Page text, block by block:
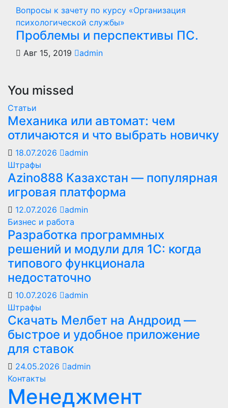
Вопросы к зачету по курсу «Организация
психологической службы»
Проблемы и перспективы ПС.
Авг 15, 2019 admin
You missed
Статьи
Механика или автомат: чем
отличаются и что выбрать новичку
18.07.2026
admin
Штрафы
Azino888 Казахстан — популярная
игровая платформа
12.07.2026
admin
Бизнес и работа
Разработка программных
решений и модули для 1С: когда
типового функционала
недостаточно
10.07.2026
admin
Штрафы
Скачать Мелбет на Андроид —
быстрое и удобное приложение
для ставок
24.05.2026
admin
Контакты
Менеджмент